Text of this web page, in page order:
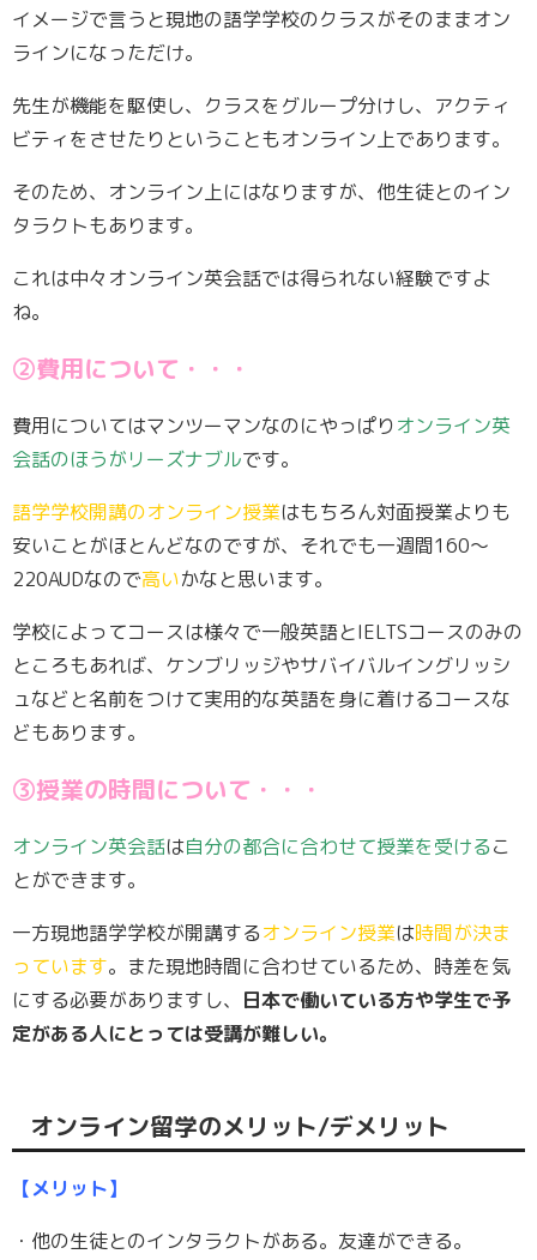
イメージで言うと現地の語学学校のクラスがそのままオン
ラインになっただけ。
先生が機能を駆使し、クラスをグループ分けし、アクティ
ビティをさせたりということもオンライン上であります。
そのため、オンライン上にはなりますが、他生徒とのイン
タラクトもあります。
これは中々オンライン英会話では得られない経験ですよ
ね。
②費用について・・・
費用についてはマンツーマンなのにやっぱりオンライン英
会話のほうがリーズナブルです。
語学学校開講のオンライン授業はもちろん対面授業よりも
安いことがほとんどなのですが、それでも一週間160～
220AUDなので高いかなと思います。
学校によってコースは様々で一般英語とIELTSコースのみの
ところもあれば、ケンブリッジやサバイバルイングリッシ
ュなどと名前をつけて実用的な英語を身に着けるコースな
どもあります。
③授業の時間について・・・
オンライン英会話は自分の都合に合わせて授業を受けるこ
とができます。
一方現地語学学校が開講するオンライン授業は時間が決ま
っています。また現地時間に合わせているため、時差を気
にする必要がありますし、 日本で働いている方や学生で予
定がある人にとっては受講が難しい。
オンライン留学のメリット/デメリット
【メリット】
・他の生徒とのインタラクトがある。友達ができる。